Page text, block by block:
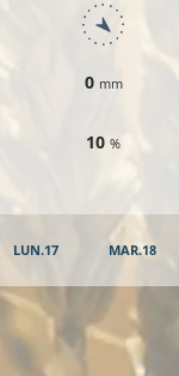
0 mm
10%
LUN.17 MAR.18